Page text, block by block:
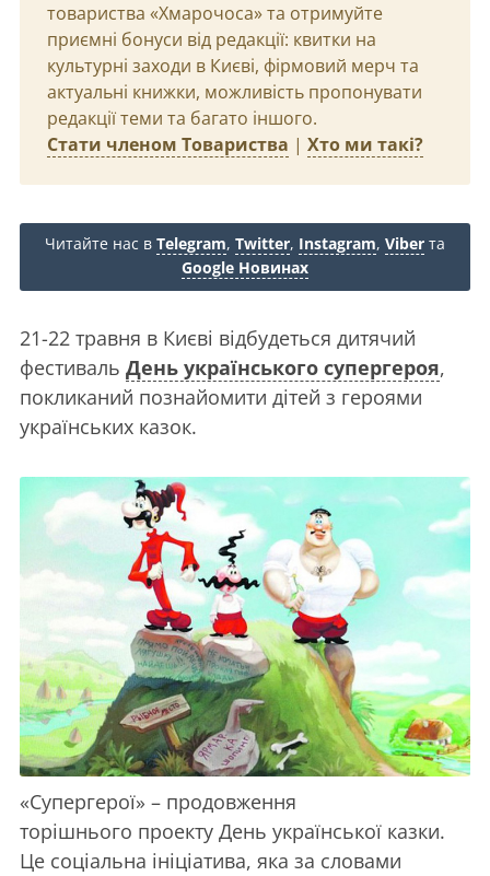
товариства «Хмарочоса» та отримуйте
приємні бонуси від редакції: квитки на
культурні заходи в Києві, фірмовий мерч та
актуальні книжки, можливість пропонувати
редакції теми та багато іншого.
Стати членом Товариства | Хто ми такі?
Читайте нас в Telegram, Twitter, Instagram, Viber та
Google Новинах
21-22 травня в Києві відбудеться дитячий
фестиваль День українського супергероя,
покликаний познайомити дітей з героями
українських казок.
«Супергерої» – продовження
торішнього проекту День української казки.
Це соціальна ініціатива, яка за словами